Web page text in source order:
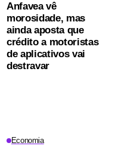
Anfavea vê
morosidade, mas
ainda aposta que
crédito a motoristas
de aplicativos vai
destravar
Economia